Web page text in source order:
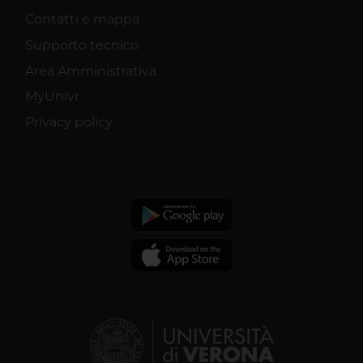
Contatti e mappa
Supporto tecnico
Area Amministrativa
MyUnivr
Privacy policy